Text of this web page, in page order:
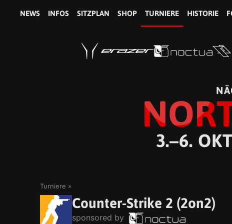
NEWS INFOS SITZPLAN SHOP TURNIERE HISTORIE
3.–6.
Turniere
Counter-Strike 2 (2on2)
sponsored by